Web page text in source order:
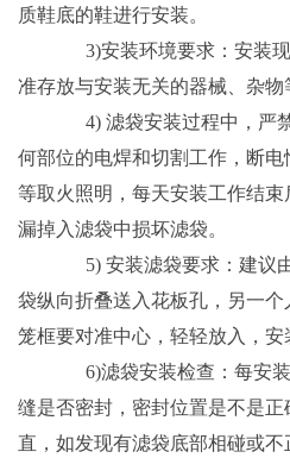
质鞋底的鞋进行安装。
3)安装环境要求：安装现
准存放与安装无关的器械、杂物
4) 滤袋安装过程中，严
何部位的电焊和切割工作，断
等取火照明，每天安装工作结
漏掉入滤袋中损坏滤袋。
5) 安装滤袋要求：建议
袋纵向折叠送入花板孔，另一个
笼框要对准中心，轻轻放入，安
6)滤袋安装检查：每安装
缝是否密封，密封位置是不是
直，如发现有滤袋底部相碰或